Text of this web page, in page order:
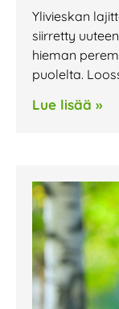
Ylivieskan
siirretty
hieman
puolelta.
Lue lisää »